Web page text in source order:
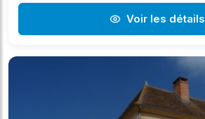
Voir les détails